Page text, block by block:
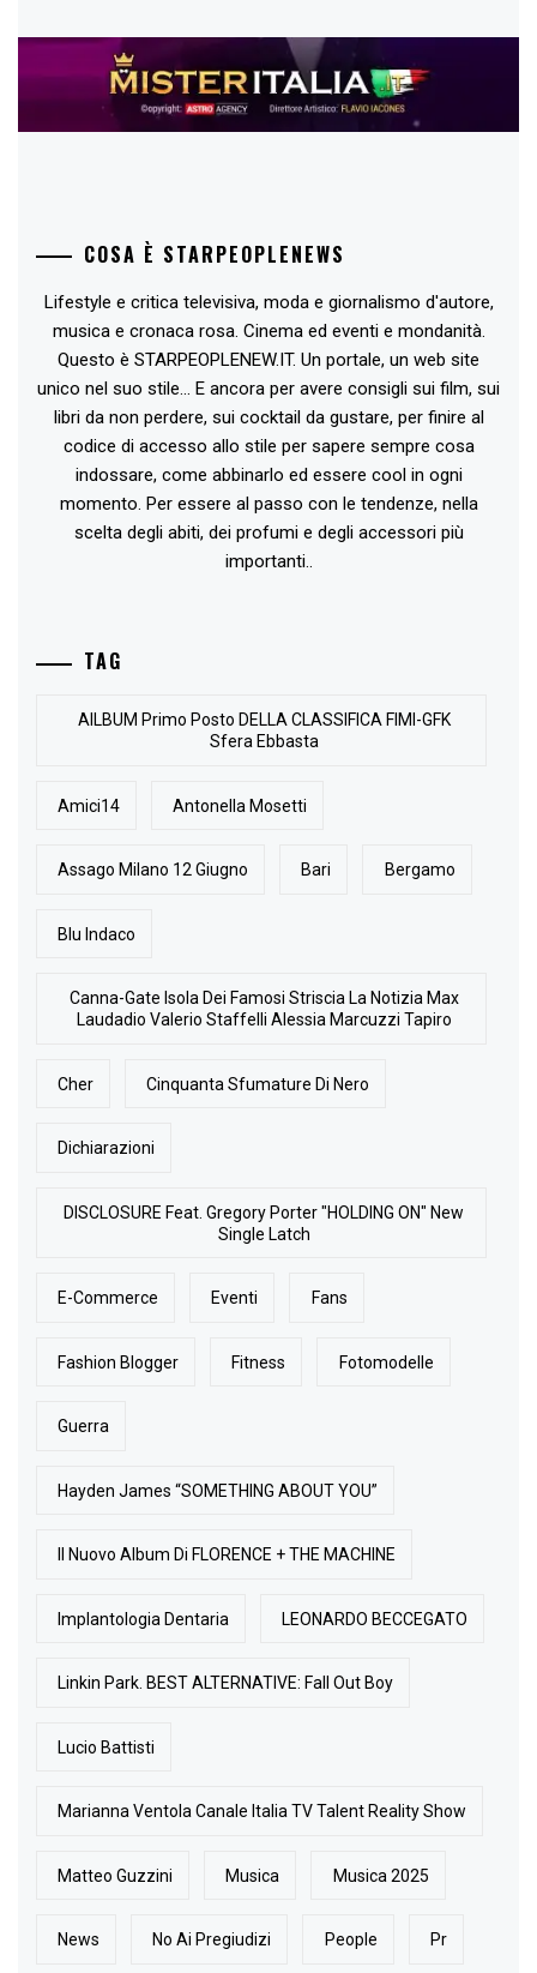
COSA È STARPEOPLENEWS
Lifestyle e critica televisiva, moda e giornalismo d'autore,
musica e cronaca rosa. Cinema ed eventi e mondanità.
Questo è STARPEOPLENEW.IT. Un portale, un web site
unico nel suo stile... E ancora per avere consigli sui film, sui
libri da non perdere, sui cocktail da gustare, per finire al
codice di accesso allo stile per sapere sempre cosa
indossare, come abbinarlo ed essere cool in ogni
momento. Per essere al passo con le tendenze, nella
scelta degli abiti, dei profumi e degli accessori più
importanti..
TAG
AlLBUM Primo Posto DELLA CLASSIFICA FIMI-GFK
Sfera Ebbasta
Amici14 Antonella Mosetti
Assago Milano 12 Giugno Bari Bergamo
Blu Indaco
Canna-Gate Isola Dei Famosi Striscia La Notizia Max
Laudadio Valerio Staffelli Alessia Marcuzzi Tapiro
Cher Cinquanta Sfumature Di Nero
Dichiarazioni
DISCLOSURE Feat. Gregory Porter "HOLDING ON" New
Single Latch
E-Commerce Eventi Fans
Fashion Blogger Fitness Fotomodelle
Guerra
Hayden James “SOMETHING ABOUT YOU”
Il Nuovo Album Di FLORENCE + THE MACHINE
Implantologia Dentaria LEONARDO BECCEGATO
Linkin Park. BEST ALTERNATIVE: Fall Out Boy
Lucio Battisti
Marianna Ventola Canale Italia TV Talent Reality Show
Matteo Guzzini Musica Musica 2025
News No Ai Pregiudizi People Pr